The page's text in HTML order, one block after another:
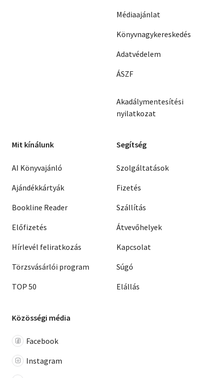
Médiaajánlat
Könyvnagykereskedés
Adatvédelem
ÁSZF
Akadálymentesítési
nyilatkozat
Mit kínálunk
AI Könyvajánló
Ajándékkártyák
Bookline Reader
Előfizetés
Hírlevél feliratkozás
Törzsvásárlói program
TOP 50
Segítség
Szolgáltatások
Fizetés
Szállítás
Átvevőhelyek
Kapcsolat
Súgó
Elállás
Közösségi média
Facebook
Instagram